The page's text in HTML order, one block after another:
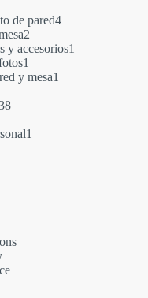
de pared44
2
productos
y accesorios1
1
producto
y mesa1
38
1